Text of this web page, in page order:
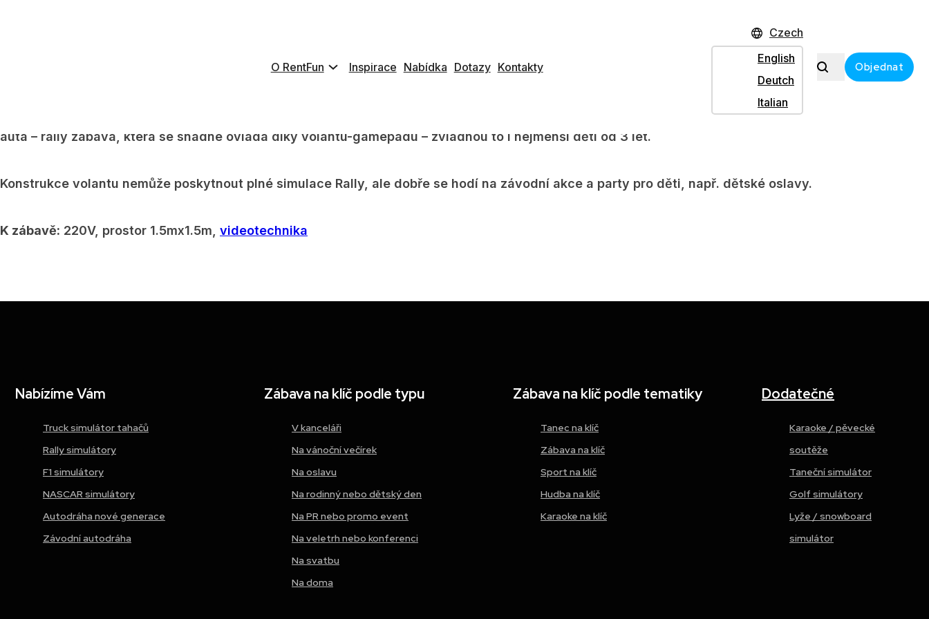
O RentFun Inspirace Nabídka Dotazy Kontakty
Czech
English
Deutch
Italian
Objednat
simulátor pro ty nejmenší hráče. Doporučený pro děti od 3 do 12 let. Pro starší děti již potřebujete zvolit simulátor Zábava. . Nejjednodušší řízení rally
auta – rally zábava, která se snadné ovládá díky volantu-gamepadu – zvladnou to i nejmenší děti od 3 let.
Konstrukce volantu nemůže poskytnout plné simulace Rally, ale dobře se hodí na závodní akce a party pro děti, např. dětské oslavy.
K zábavě: 220V, prostor 1.5mx1.5m, videotechnika
Nabízíme Vám
Truck simulátor tahačů
Rally simulátory
F1 simulátory
NASCAR simulátory
Autodráha nové generace
Závodní autodráha
Zábava na klíč podle typu
V kanceláři
Na vánoční večírek
Na oslavu
Na rodinný nebo dětský den
Na PR nebo promo event
Na veletrh nebo konferenci
Na svatbu
Na doma
Zábava na klíč podle tematiky
Tanec na klíč
Zábava na klíč
Sport na klíč
Hudba na klíč
Karaoke na klíč
Dodatečné
Karaoke / pěvecké
soutěže
Taneční simulátor
Golf simulátory
Lyže / snowboard
simulátor